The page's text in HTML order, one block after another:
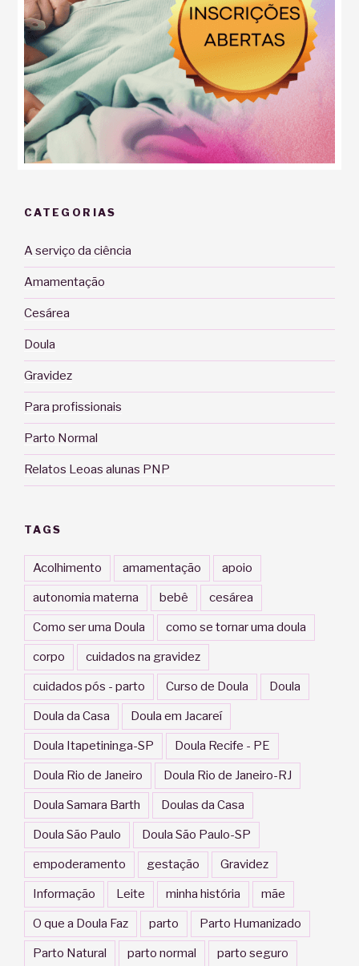
CATEGORIAS
A serviço da ciência
Amamentação
Cesárea
Doula
Gravidez
Para profissionais
Parto Normal
Relatos Leoas alunas PNP
TAGS
Acolhimento amamentação apoio
autonomia materna bebê cesárea
Como ser uma Doula como se tornar uma doula
corpo cuidados na gravidez
cuidados pós - parto Curso de Doula Doula
Doula da Casa Doula em Jacareí
Doula Itapetininga-SP Doula Recife - PE
Doula Rio de Janeiro Doula Rio de Janeiro-RJ
Doula Samara Barth Doulas da Casa
Doula São Paulo Doula São Paulo-SP
empoderamento gestação Gravidez
Informação Leite minha história mãe
O que a Doula Faz parto Parto Humanizado
Parto Natural parto normal parto seguro